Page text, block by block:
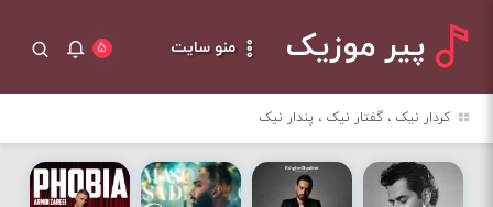
پیر موزیک منو سایت ۵
کردار نیک ، گفتار نیک ، پندار نیک